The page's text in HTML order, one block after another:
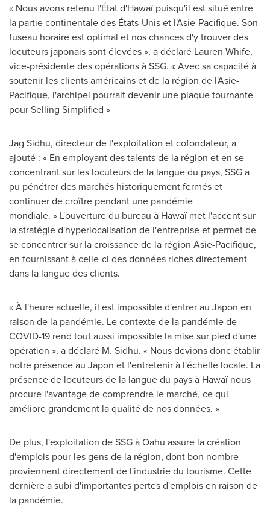
« Nous avons retenu l'État d'Hawaï puisqu'il est situé entre
la partie continentale des États-Unis et l'Asie-Pacifique. Son
fuseau horaire est optimal et nos chances d'y trouver des
locuteurs japonais sont élevées », a déclaré Lauren Whife,
vice-présidente des opérations à SSG. « Avec sa capacité à
soutenir les clients américains et de la région de l'Asie-
Pacifique, l'archipel pourrait devenir une plaque tournante
pour Selling Simplified »
Jag Sidhu, directeur de l'exploitation et cofondateur, a
ajouté : « En employant des talents de la région et en se
concentrant sur les locuteurs de la langue du pays, SSG a
pu pénétrer des marchés historiquement fermés et
continuer de croître pendant une pandémie
mondiale. » L'ouverture du bureau à Hawaï met l'accent sur
la stratégie d'hyperlocalisation de l'entreprise et permet de
se concentrer sur la croissance de la région Asie-Pacifique,
en fournissant à celle-ci des données riches directement
dans la langue des clients.
« À l'heure actuelle, il est impossible d'entrer au Japon en
raison de la pandémie. Le contexte de la pandémie de
COVID-19 rend tout aussi impossible la mise sur pied d'une
opération », a déclaré M. Sidhu. « Nous devions donc établir
notre présence au Japon et l'entretenir à l'échelle locale. La
présence de locuteurs de la langue du pays à Hawaï nous
procure l'avantage de comprendre le marché, ce qui
améliore grandement la qualité de nos données. »
De plus, l'exploitation de SSG àOahu assure la création
d'emplois pour les gens de la région, dont bon nombre
proviennent directement de l'industrie du tourisme. Cette
dernière a subi d'importantes pertes d'emplois en raison de
la pandémie.